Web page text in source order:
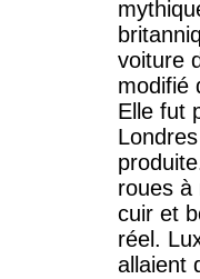
voiture
modifié
Elle fut
roues à
cuir et
réel.
allaient